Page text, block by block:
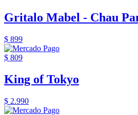
Gritalo Mabel - Chau
$ 899
$ 809
King of Tokyo
$ 2.990